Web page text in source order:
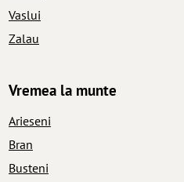
Vaslui
Zalau
Vremea la munte
Arieseni
Bran
Busteni